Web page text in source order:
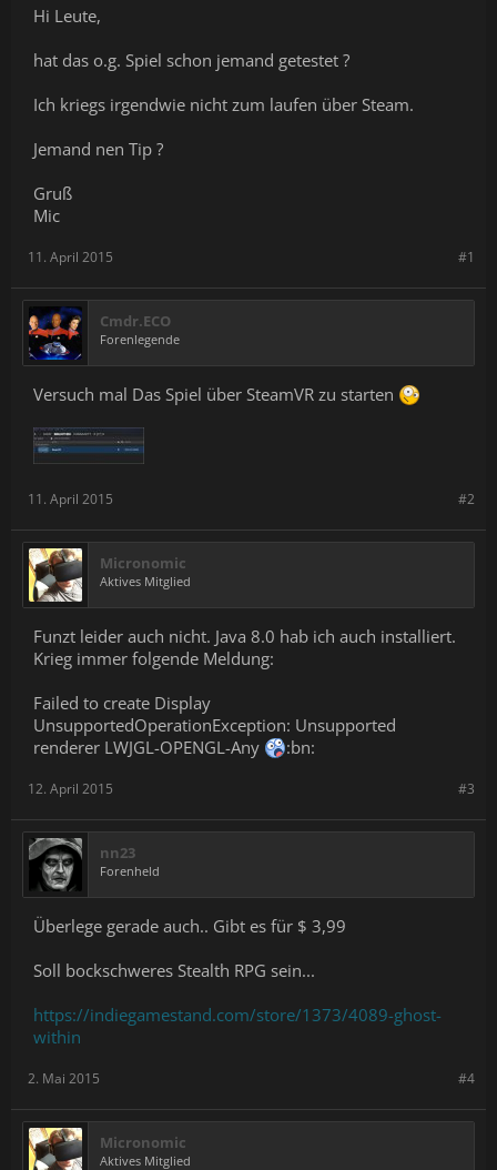
Hi Leute,
hat das o.g. Spiel schon jemand getestet ?
Ich kriegs irgendwie nicht zum laufen über Steam.
Jemand nen Tip ?
Gruß
Mic
#1
11. April 2015
Cmdr.ECO
Forenlegende
Versuch mal Das Spiel über SteamVR zu starten
#2
11. April 2015
Micronomic
Aktives Mitglied
Funzt leider auch nicht. Java 8.0 hab ich auch installiert.
Krieg immer folgende Meldung:
Failed to create Display
UnsupportedOperationException: Unsupported
renderer LWJGL-OPENGL-Any
:bn:
#3
12. April 2015
nn23
Forenheld
Überlege gerade auch.. Gibt es für $ 3,99
Soll bockschweres Stealth RPG sein...
https://indiegamestand.com/store/1373/4089-ghost-
within
#4
2. Mai 2015
Micronomic
Aktives Mitglied